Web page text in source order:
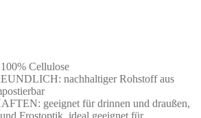
Cellulose
nachhaltiger Rohstoff aus
geeignet für drinnen und draußen,
Frostoptik, ideal geeignet für